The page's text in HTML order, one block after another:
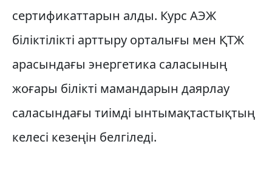
сертификаттарын алды. Курс АЭЖ
біліктілікті арттыру орталығы мен ҚТЖ
арасындағы энергетика саласының
жоғары білікті мамандарын даярлау
саласындағы тиімді ынтымақтастықтың
келесі кезеңін белгіледі.